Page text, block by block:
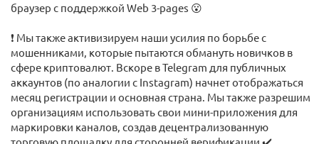
браузер с поддержкой Web 3-pages 😮
❗️ Мы также активизируем наши усилия по борьбе с
мошенниками, которые пытаются обмануть новичков в
сфере криптовалют. Вскоре в Telegram для публичных
аккаунтов (по аналогии с Instagram) начнет отображаться
месяц регистрации и основная страна. Мы также разрешим
организациям использовать свои мини-приложения для
маркировки каналов, создав децентрализованную